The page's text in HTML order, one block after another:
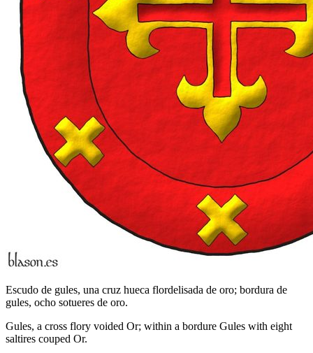
Escudo de gules, una cruz hueca flordelisada de oro; bordura de
gules, ocho sotueres de oro.
Gules, a cross flory voided Or; within a bordure Gules with eight
saltires couped Or.